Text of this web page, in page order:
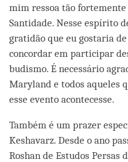
mim ressoa tão fortemente
Santidade. Nesse espírito
gratidão que eu gostaria
concordar em participar
budismo. É necessário
Maryland e todos aqueles
esse evento acontecesse.
Também é um prazer
Keshavarz. Desde o ano
Roshan de Estudos